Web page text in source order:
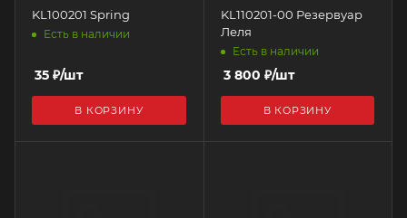
KL100201 Spring
Есть в наличии
35 ₽/шт
В КОРЗИНУ
KL110201-00 Резервуар
Леля
Есть в наличии
3 800 ₽/шт
В КОРЗИНУ